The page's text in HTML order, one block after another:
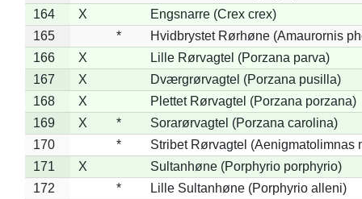
164
X
Engsnarre (Crex crex)
165
*
Hvidbrystet Rørhøne (Amaurornis
166
X
Lille Rørvagtel (Porzana parva)
167
X
Dværgrørvagtel (Porzana pusilla)
168
X
Plettet Rørvagtel (Porzana porzana)
169
X *
Sorarørvagtel (Porzana carolina)
170
*
Stribet Rørvagtel (Aenigmatolimnas
171
X
Sultanhøne (Porphyrio porphyrio)
172
*
Lille Sultanhøne (Porphyrio alleni)